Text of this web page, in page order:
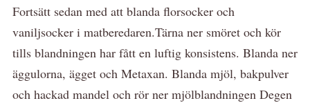
Fortsätt sedan med att blanda florsocker och
vaniljsocker i matberedaren.Tärna ner smöret och kör
tills blandningen har fått en luftig konsistens. Blanda ner
äggulorna, ägget och Metaxan. Blanda mjöl, bakpulver
och hackad mandel och rör ner mjölblandningen Degen